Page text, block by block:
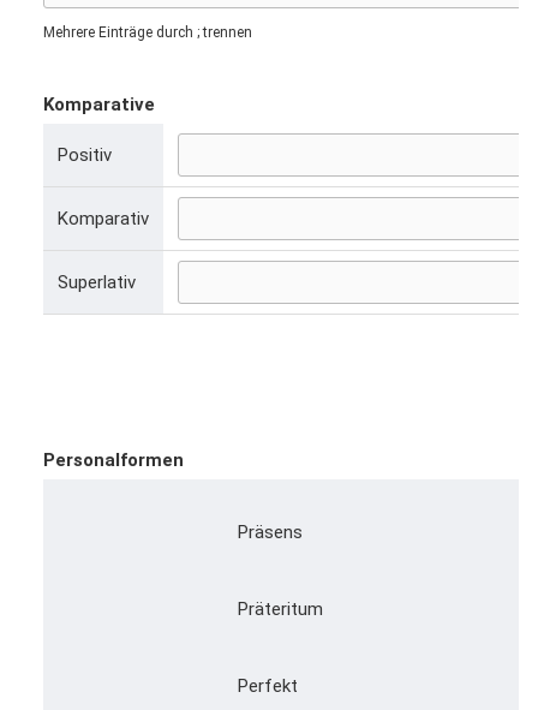
Mehrere Einträge durch ; trennen
Komparative
Positiv
Komparativ
Superlativ
Personalformen
Präsens
Präteritum
Perfekt